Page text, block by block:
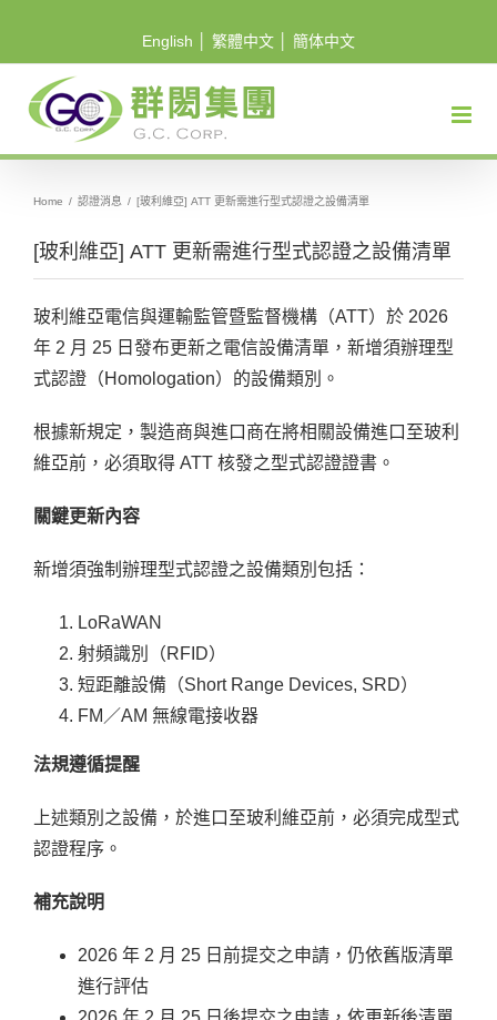
English 繁體中文 簡体中文
Home / 認證消息 / [玻利維亞] ATT 更新需進行型式認證之設備清單
[玻利維亞] ATT 更新需進行型式認證之設備清單
玻利維亞電信與運輸監管暨監督機構（ATT）於 2026
年 2 月 25 日發布更新之電信設備清單，新增須辦理型
式認證（Homologation）的設備類別。
根據新規定，製造商與進口商在將相關設備進口至玻利
維亞前，必須取得 ATT 核發之型式認證證書。
關鍵更新內容
新增須強制辦理型式認證之設備類別包括：
LoRaWAN
射頻識別（RFID）
短距離設備（Short Range Devices, SRD）
FM／AM 無線電接收器
法規遵循提醒
上述類別之設備，於進口至玻利維亞前，必須完成型式
認證程序。
補充說明
2026 年 2 月 25 日前提交之申請，仍依舊版清單
進行評估